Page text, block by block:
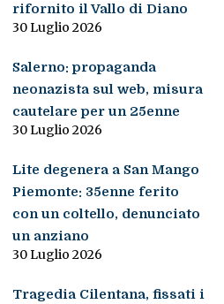
rifornito il Vallo di Diano
30 Luglio 2026
Salerno: propaganda
neonazista sul web, misura
cautelare per un 25enne
30 Luglio 2026
Lite degenera a San Mango
Piemonte: 35enne ferito
con un coltello, denunciato
un anziano
30 Luglio 2026
Tragedia Cilentana, fissati i